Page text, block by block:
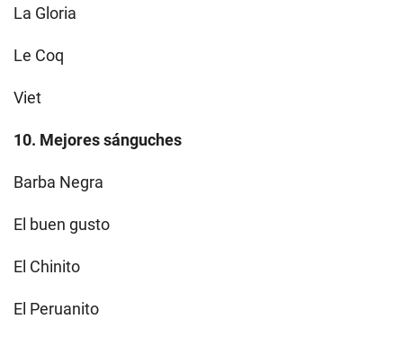
La Gloria
Le Coq
Viet
10. Mejores sánguches
Barba Negra
El buen gusto
El Chinito
El Peruanito